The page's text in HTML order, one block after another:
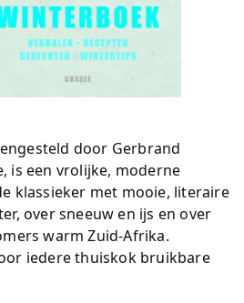
door Gerbrand
is een vrolijke, moderne
klassieker met mooie, literaire
over sneeuw en ijs en over
warm Zuid-Afrika.
iedere thuiskok bruikbare